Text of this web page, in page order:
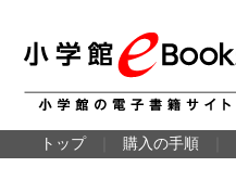
トップ 購入の手順